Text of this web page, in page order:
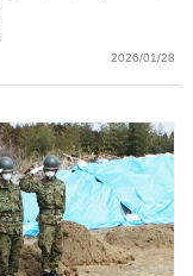
2026/01/28